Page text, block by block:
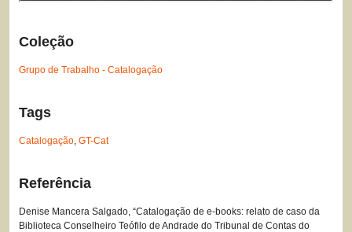
Coleção
Grupo de Trabalho - Catalogação
Tags
Catalogação, GT-Cat
Referência
Denise Mancera Salgado, “Catalogação de e-books: relato de caso da
Biblioteca Conselheiro Teófilo de Andrade do Tribunal de Contas do